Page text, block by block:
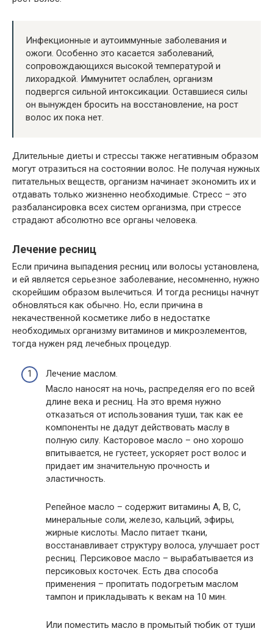
Инфекционные и аутоиммунные заболевания и
ожоги. Особенно это касается заболеваний,
сопровождающихся высокой температурой и
лихорадкой. Иммунитет ослаблен, организм
подвергся сильной интоксикации. Оставшиеся силы
он вынужден бросить на восстановление, на рост
волос их пока нет.
Длительные диеты и стрессы также негативным образом
могут отразиться на состоянии волос. Не получая нужных
питательных веществ, организм начинает экономить их и
отдавать только жизненно необходимые. Стресс – это
разбалансировка всех систем организма, при стрессе
страдают абсолютно все органы человека.
Лечение ресниц
Если причина выпадения ресниц или волосы установлена,
и ей является серьезное заболевание, несомненно, нужно
скорейшим образом вылечиться. И тогда ресницы начнут
обновляться как обычно. Но, если причина в
некачественной косметике либо в недостатке
необходимых организму витаминов и микроэлементов,
тогда нужен ряд лечебных процедур.
Лечение маслом.
Масло наносят на ночь, распределяя его по всей
длине века и ресниц. На это время нужно
отказаться от использования туши, так как ее
компоненты не дадут действовать маслу в
полную силу. Касторовое масло – оно хорошо
впитывается, не густеет, ускоряет рост волос и
придает им значительную прочность и
эластичность.
Репейное масло – содержит витамины А, В, С,
минеральные соли, железо, кальций, эфиры,
жирные кислоты. Масло питает ткани,
восстанавливает структуру волоса, улучшает рост
ресниц. Персиковое масло – вырабатывается из
персиковых косточек. Есть два способа
применения – пропитать подогретым маслом
тампон и прикладывать к векам на 10 мин.
Или поместить масло в промытый тюбик от туши